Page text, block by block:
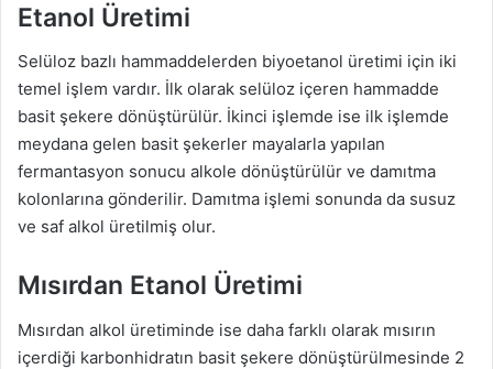
Etanol Üretimi
Selüloz bazlı hammaddelerden biyoetanol üretimi için iki
temel işlem vardır. İlk olarak selüloz içeren hammadde
basit şekere dönüştürülür. İkinci işlemde ise ilk işlemde
meydana gelen basit şekerler mayalarla yapılan
fermantasyon sonucu alkole dönüştürülür ve damıtma
kolonlarına gönderilir. Damıtma işlemi sonunda da susuz
ve saf alkol üretilmiş olur.
Mısırdan Etanol Üretimi
Mısırdan alkol üretiminde ise daha farklı olarak mısırın
içerdiği karbonhidratın basit şekere dönüştürülmesinde 2